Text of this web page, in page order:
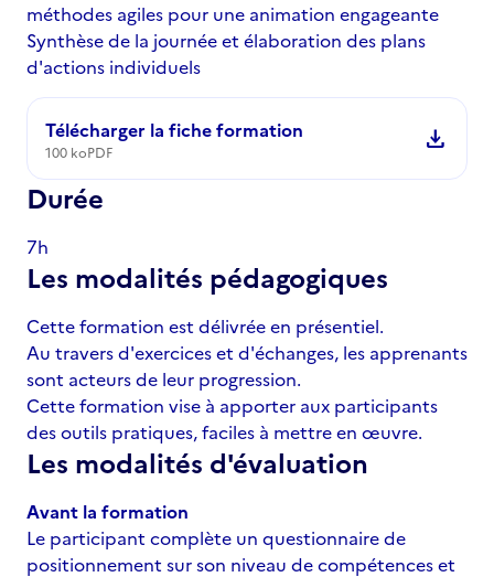
méthodes agiles pour une animation engageante
Synthèse de la journée et élaboration des plans
d'actions individuels
Télécharger la fiche formation
100 koPDF download
Durée
7h
Les modalités pédagogiques
Cette formation est délivrée en présentiel.
Au travers d'exercices et d'échanges, les apprenants
sont acteurs de leur progression.
Cette formation vise à apporter aux participants
des outils pratiques, faciles à mettre en œuvre.
Les modalités d'évaluation
Avant la formation
Le participant complète un questionnaire de
positionnement sur son niveau de compétences et